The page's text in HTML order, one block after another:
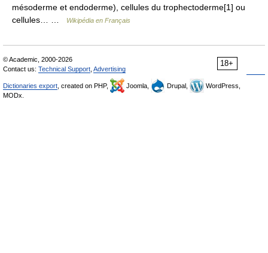
mésoderme et endoderme), cellules du trophectoderme[1] ou
cellules… …
Wikipédia en Français
18+
© Academic, 2000-2026
Contact us: Technical Support Advertising
Dictionaries export , created on PHP, Joomla, Drupal,
WordPress,
MODx.